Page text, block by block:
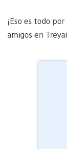
¡Eso es todo
amigos en